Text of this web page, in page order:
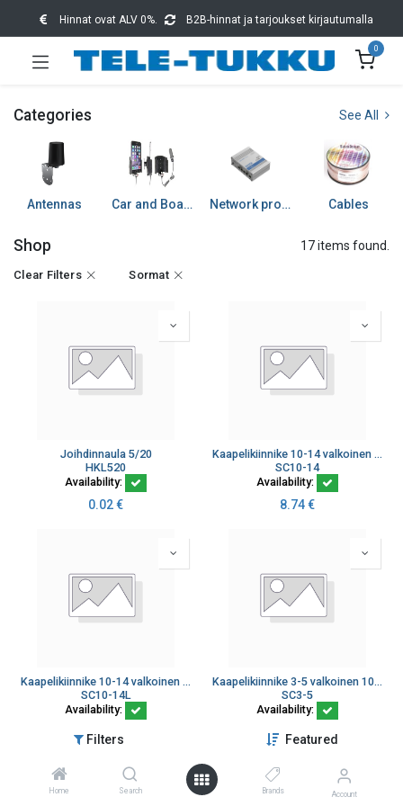
Filters Featured
Home Search Brands Account
Hinnat ovat ALV 0%. B2B-hinnat ja tarjoukset kirjautumalla
0
Categories See All
Antennas Car and Boat accessories Network products Cables
Shop 17 items found.
Clear Filters Sormat
Joihdinnaula 5/20
HKL520
Availability:
0.02€
Kaapelikiinnike 10-14 valkoinen 30mm naula Sormat 100kpl
SC10-14
Availability:
8.74€
Kaapelikiinnike 10-14 valkoinen 45mm naula Sormat 100kpl
SC10-14L
Availability:
10.00
Kaapelikiinnike 3-5 valkoinen 10 20mm naula Sormat 100kpl
SC3-5
Availability:
6.35 €